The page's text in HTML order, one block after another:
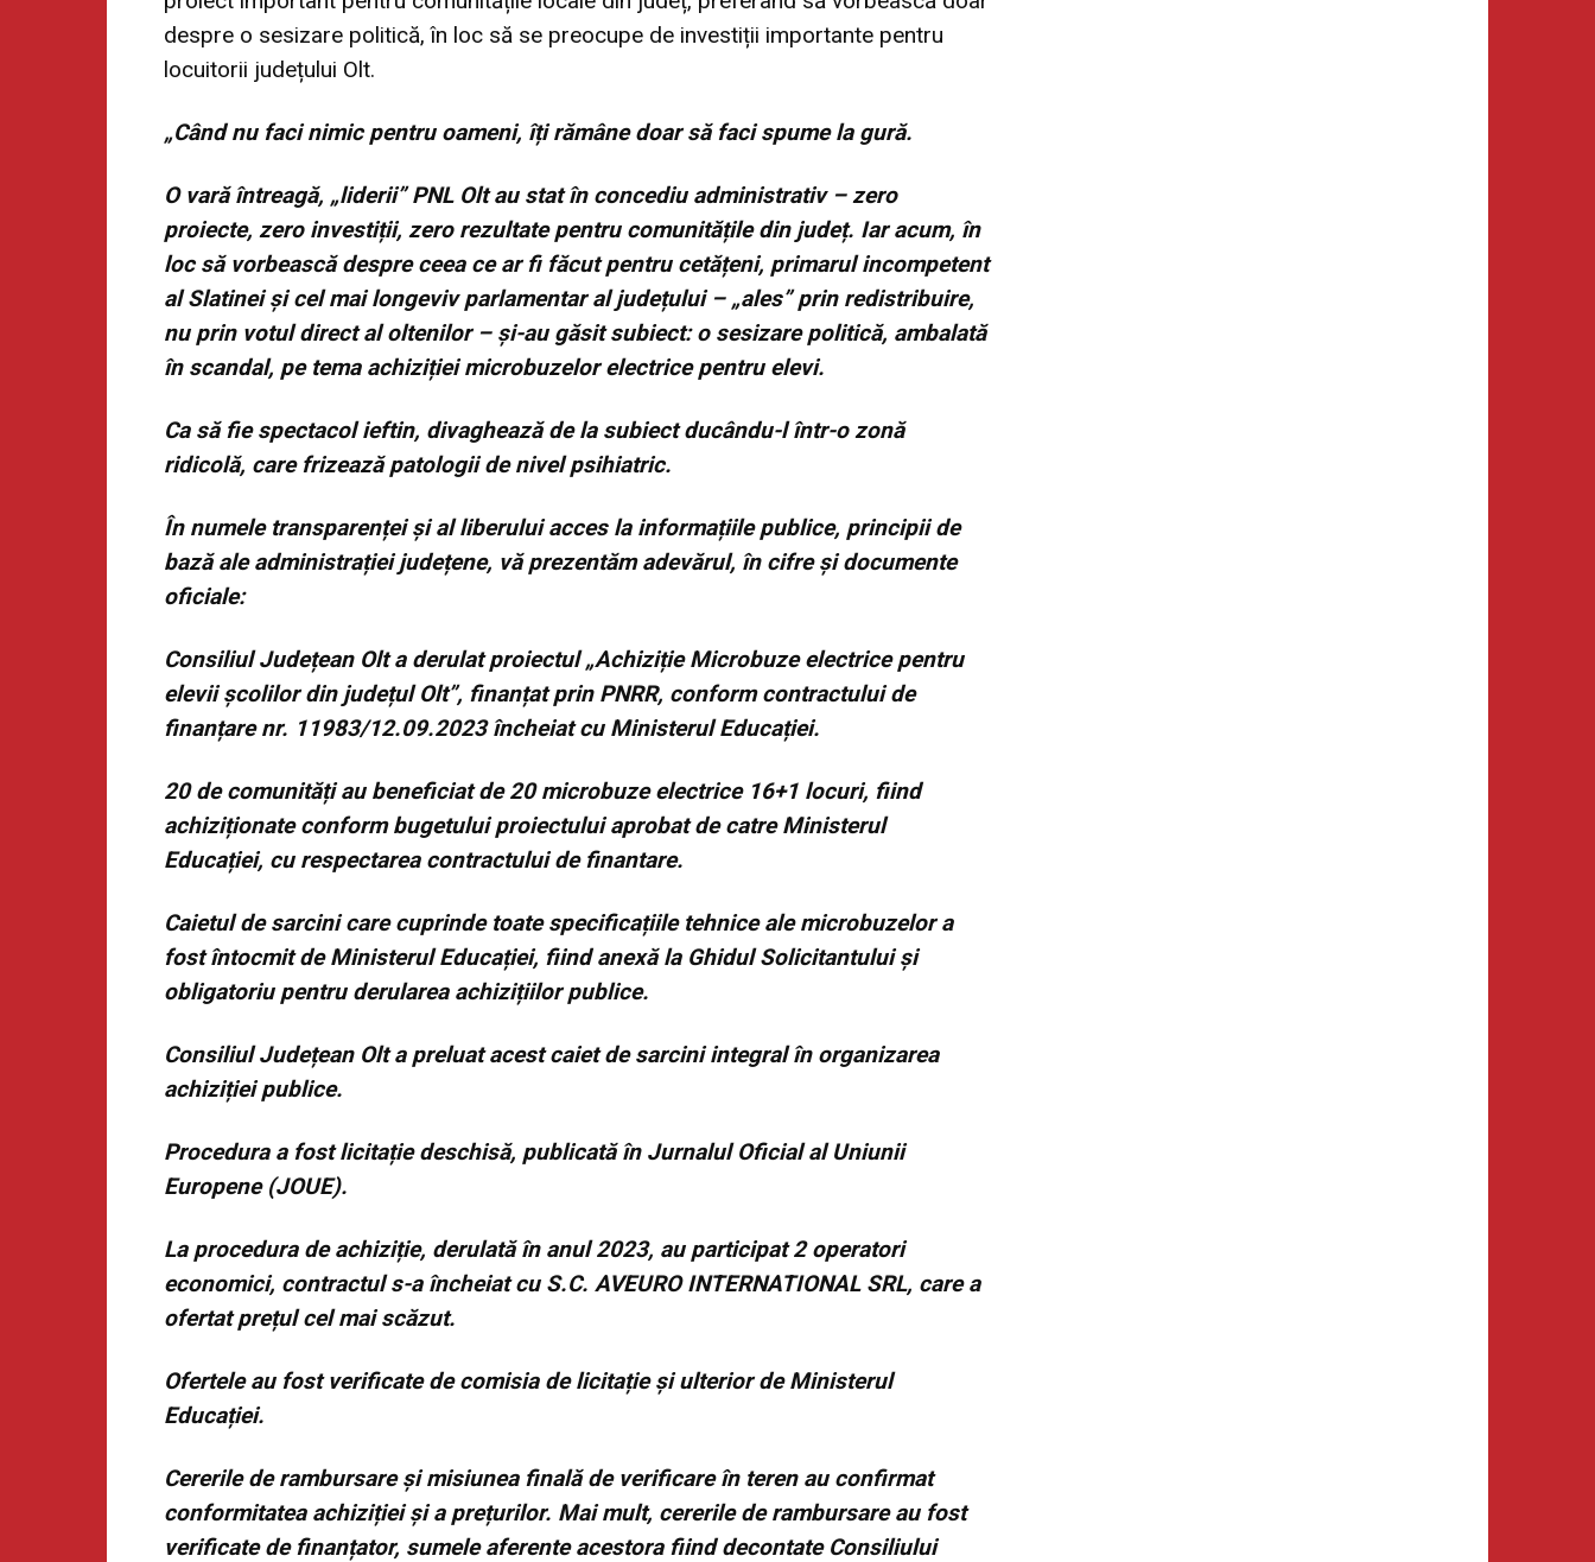
despre o sesizare politică, în loc să se preocupe de investiții importante pentru
locuitorii județului Olt.
„Când nu faci nimic pentru oameni, îți rămâne doar să faci spume la gură.
O vară întreagă, „liderii” PNL Olt au stat în concediu administrativ – zero
proiecte, zero investiții, zero rezultate pentru comunitățile din județ. Iar acum, în
loc să vorbească despre ceea ce ar fi făcut pentru cetățeni, primarul incompetent
al Slatinei și cel mai longeviv parlamentar al județului – „ales” prin redistribuire,
nu prin votul direct al oltenilor – și-au găsit subiect: o sesizare politică, ambalată
în scandal, pe tema achiziției microbuzelor electrice pentru elevi.
Ca să fie spectacol ieftin, divaghează de la subiect ducându-l într-o zonă
ridicolă, care frizează patologii de nivel psihiatric.
În numele transparenței și al liberului acces la informațiile publice, principii de
bază ale administrației județene, vă prezentăm adevărul, în cifre și documente
oficiale:
Consiliul Județean Olt a derulat proiectul „Achiziție Microbuze electrice pentru
elevii școlilor din județul Olt”, finanțat prin PNRR, conform contractului de
finanțare nr. 11983/12.09.2023 încheiat cu Ministerul Educației.
20 de comunități au beneficiat de 20 microbuze electrice 16+1 locuri, fiind
achiziționate conform bugetului proiectului aprobat de catre Ministerul
Educației, cu respectarea contractului de finantare.
Caietul de sarcini care cuprinde toate specificațiile tehnice ale microbuzelor a
fost întocmit de Ministerul Educației, fiind anexă la Ghidul Solicitantului și
obligatoriu pentru derularea achizițiilor publice.
Consiliul Județean Olt a preluat acest caiet de sarcini integral în organizarea
achiziției publice.
Procedura a fost licitație deschisă, publicată în Jurnalul Oficial al Uniunii
Europene (JOUE).
La procedura de achiziție, derulată în anul 2023, au participat 2 operatori
economici, contractul s-a încheiat cu S.C. AVEURO INTERNATIONAL SRL, care a
ofertat prețul cel mai scăzut.
Ofertele au fost verificate de comisia de licitație și ulterior de Ministerul
Educației.
Cererile de rambursare și misiunea finală de verificare în teren au confirmat
conformitatea achiziției și a prețurilor. Mai mult, cererile de rambursare au fost
verificate de finanțator, sumele aferente acestora fiind decontate Consiliului